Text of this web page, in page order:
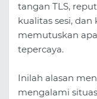
tangan TLS,
kualitas sesi,
memutuskan
tepercaya.
Inilah alasan
mengalami